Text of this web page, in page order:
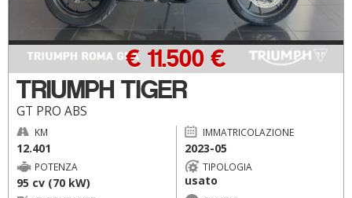
TRIUMPH TIGER
GT PRO ABS
€ 11.500 €
KM
12.401
IMMATRICOLAZIONE
2023-05
POTENZA
95 cv (70 kW)
TIPOLOGIA
usato